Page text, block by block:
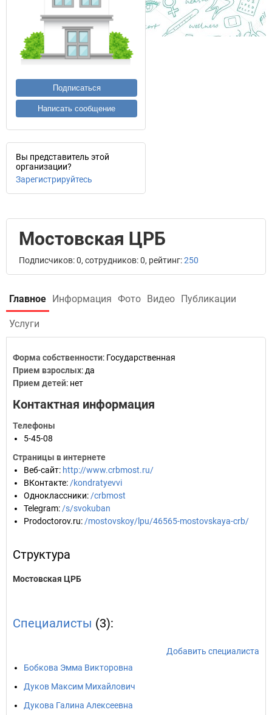
Подписаться
Написать сообщение
Вы представитель этой
организации?
Зарегистрируйтесь
Мостовская ЦРБ
Подписчиков: 0, сотрудников: 0, рейтинг:250
Главное Информация Фото Видео Публикации
Услуги
Форма собственности: Государственная
Прием взрослых: да
Прием детей: нет
Контактная информация
Телефоны
5-45-08
Страницы в интернете
Веб-сайт: http://www.crbmost.ru/
ВКонтакте: /kondratyevvi
Одноклассники: /crbmost
Telegram: /s/svokuban
Prodoctorov.ru: /mostovskoy/lpu/46565-mostovskaya-crb/
Структура
Мостовская ЦРБ
Специалисты (3):
Добавить специалиста
Бобкова Эмма Викторовна
Дуков Максим Михайлович
Дукова Галина Алексеевна